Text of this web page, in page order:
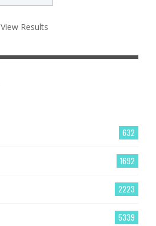
View Results
632
1692
2223
5339